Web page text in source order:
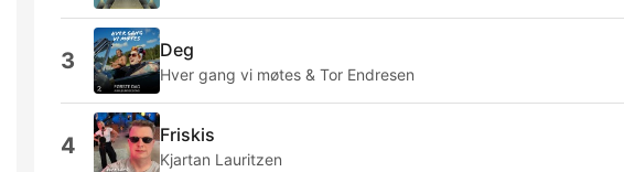
3 Deg
Hver gang vi møtes & Tor Endresen
4 Friskis
Kjartan Lauritzen